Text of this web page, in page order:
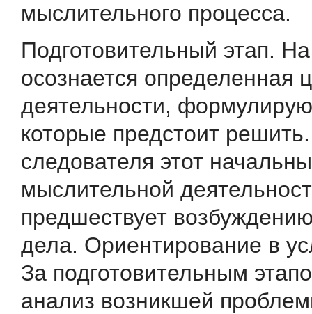
мыслительного процесса.
Подготовительный этап.
осознается определен­ная
деятельности,
которые предстоит
следователя этот
мыслительной
предшествует
дела. Ориентирование в
За подготовительным
анализ возникшей